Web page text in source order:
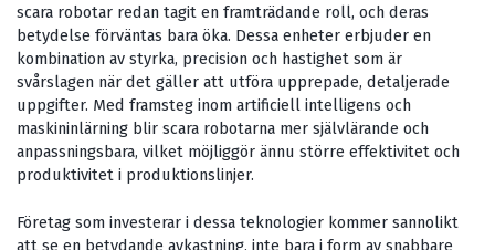
scara robotar redan tagit en framträdande roll, och deras
betydelse förväntas bara öka. Dessa enheter erbjuder en
kombination av styrka, precision och hastighet som är
svårslagen när det gäller att utföra upprepade, detaljerade
uppgifter. Med framsteg inom artificiell intelligens och
maskininlärning blir scara robotarna mer självlärande och
anpassningsbara, vilket möjliggör ännu större effektivitet och
produktivitet i produktionslinjer.
Företag som investerar i dessa teknologier kommer sannolikt
att se en betydande avkastning, inte bara i form av snabbare